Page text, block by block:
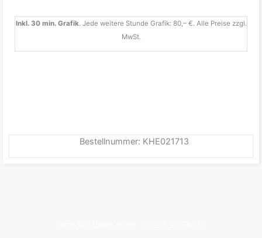
Inkl. 30 min. Grafik. Jede weitere Stunde Grafik: 80,– €. Alle Preise zzgl.
MwSt.
Bestellnummer: KHE021713